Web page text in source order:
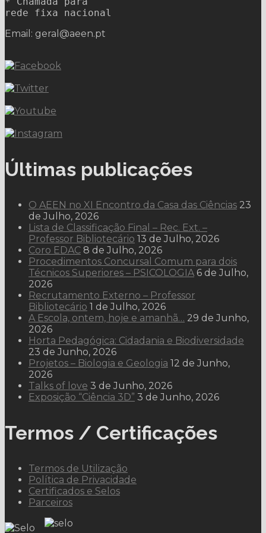
rede fixa nacional
Email: geral@aeen.pt
Últimas publicações
O AEEN no XI Encontro da Casa das Ciências 23
de Julho, 2026
Lista de Classificação Final – Rec. Ext. –
Professor Bibliotecário 13 de Julho, 2026
Coro EDAC 8 de Julho, 2026
Procedimentos Concursal Comum para dois
Técnicos Superiores – PSICOLOGIA 6 de Julho,
2026
Recrutamento Externo – Professor
Bibliotecário 1 de Julho, 2026
A Escola, ontem, hoje e amanhã… 29 de Junho,
2026
Horta Pedagógica: Cidadania e Biodiversidade
23 de Junho, 2026
Projetos – Biologia e Geologia 12 de Junho,
2026
Talks of love 3 de Junho, 2026
Exposição “Ciência 3D” 3 de Junho, 2026
Termos / Certificações
Termos de Utilização
Política de Privacidade
Certificados e Selos
Parceiros